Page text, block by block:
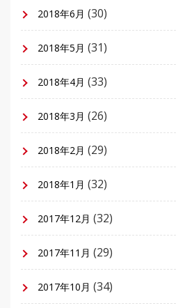
2018年6月 (30)
2018年5月 (31)
2018年4月 (33)
2018年3月 (26)
2018年2月 (29)
2018年1月 (32)
2017年12月 (32)
2017年11月 (29)
2017年10月 (34)